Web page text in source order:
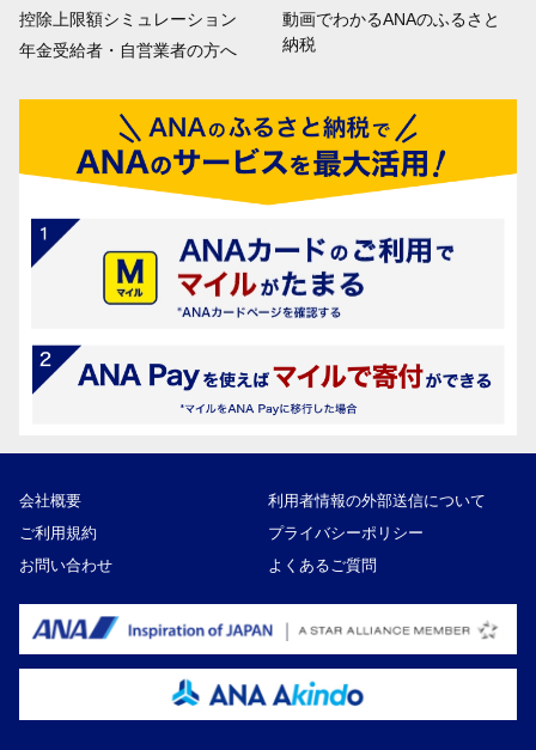
控除上限額シミュレーション
年金受給者・自営業者の方へ
動画でわかるANAのふるさと
納税
会社概要
利用者情報の外部送信について
ご利用規約
プライバシーポリシー
お問い合わせ
よくあるご質問